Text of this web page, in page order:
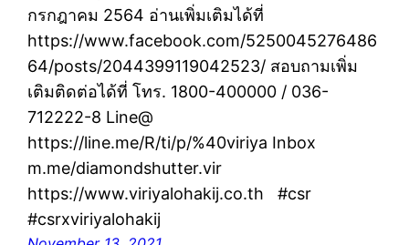
กรกฎาคม 2564 อ่านเพิ่มเติมได้ที่
https://www.facebook.com/5250045276486
64/posts/2044399119042523/ สอบถามเพิ่ม
เติมติดต่อได้ที่ โทร. 1800-400000 / 036-
712222-8 Line@
https://line.me/R/ti/p/%40viriya Inbox
m.me/diamondshutter.vir
https://www.viriyalohakij.co.th #csr
#csrxviriyalohakij